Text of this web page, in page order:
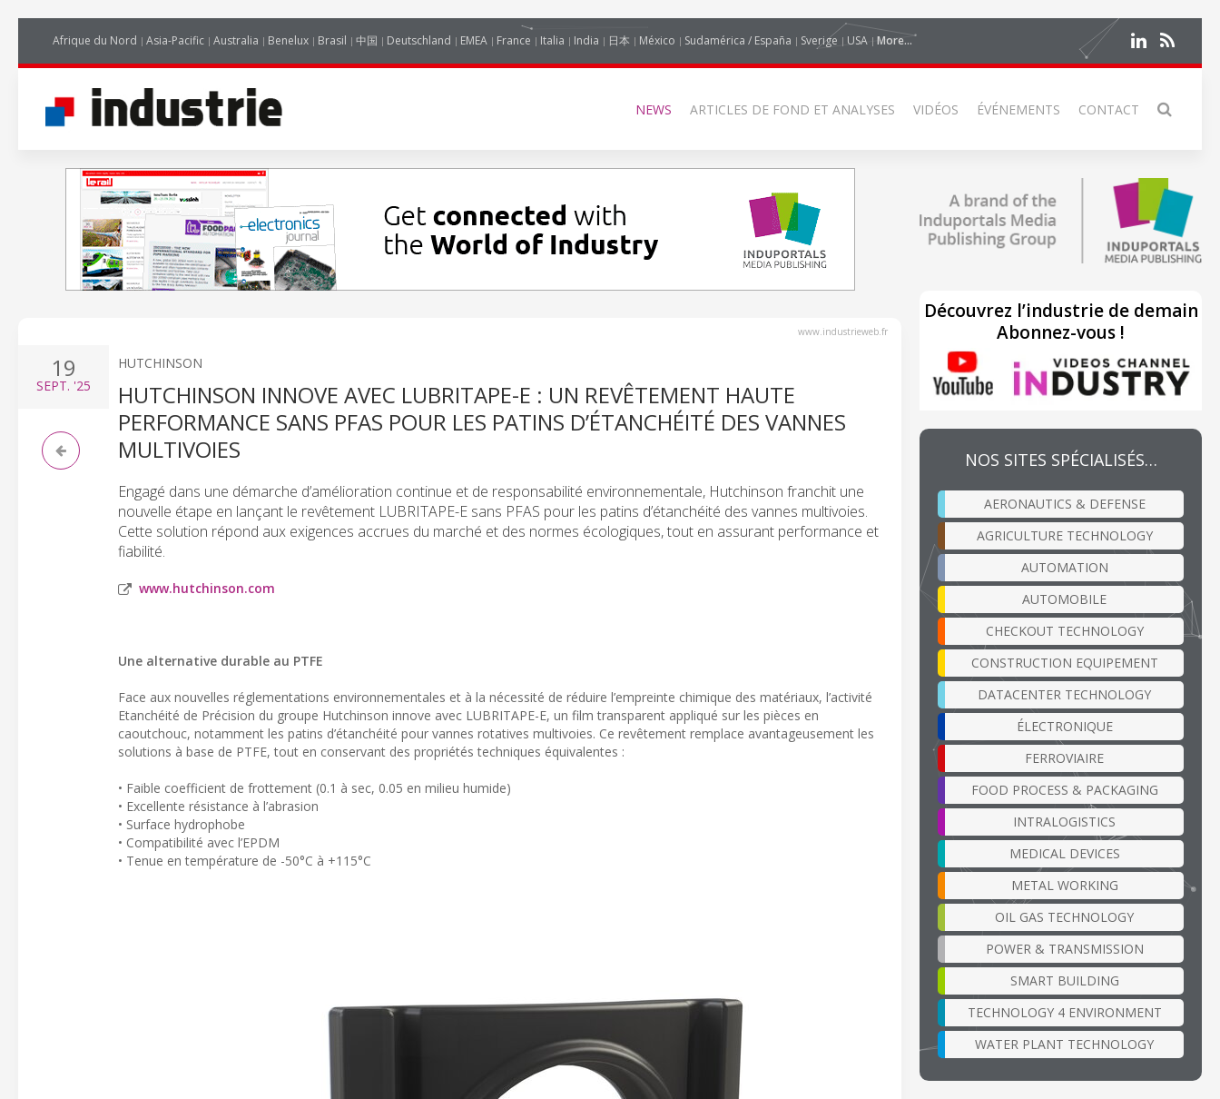
Afrique du Nord Asia-Pacific Australia Benelux Brasil 中国 Deutschland EMEA France Italia India 日本 México Sudamérica / España Sverige USA More...
NEWS ARTICLES DE FOND ET ANALYSES VIDÉOS ÉVÉNEMENTS CONTACT
www.industrieweb.fr
19
SEPT. '25
HUTCHINSON
HUTCHINSON INNOVE AVEC LUBRITAPE-E : UN REVÊTEMENT HAUTE
PERFORMANCE SANS PFAS POUR LES PATINS D’ÉTANCHÉITÉ DES VANNES
MULTIVOIES
Engagé dans une démarche d’amélioration continue et de responsabilité environnementale, Hutchinson franchit une
nouvelle étape en lançant le revêtement LUBRITAPE-E sans PFAS pour les patins d’étanchéité des vannes multivoies.
Cette solution répond aux exigences accrues du marché et des normes écologiques, tout en assurant performance et
fiabilité.
www.hutchinson.com
Une alternative durable au PTFE
Face aux nouvelles réglementations environnementales et à la nécessité de réduire l’empreinte chimique des matériaux, l’activité
Etanchéité de Précision du groupe Hutchinson innove avec LUBRITAPE-E, un film transparent appliqué sur les pièces en
caoutchouc, notamment les patins d’étanchéité pour vannes rotatives multivoies. Ce revêtement remplace avantageusement les
solutions à base de PTFE, tout en conservant des propriétés techniques équivalentes :
• Faible coefficient de frottement (0.1 à sec, 0.05 en milieu humide)
• Excellente résistance à l’abrasion
• Surface hydrophobe
• Compatibilité avec l’EPDM
• Tenue en température de -50°C à +115°C
Découvrez l’industrie de demain
Abonnez-vous !
NOS SITES SPÉCIALISÉS…
AERONAUTICS & DEFENSE
AGRICULTURE TECHNOLOGY
AUTOMATION
AUTOMOBILE
CHECKOUT TECHNOLOGY
CONSTRUCTION EQUIPEMENT
DATACENTER TECHNOLOGY
ÉLECTRONIQUE
FERROVIAIRE
FOOD PROCESS & PACKAGING
INTRALOGISTICS
MEDICAL DEVICES
METAL WORKING
OIL GAS TECHNOLOGY
POWER & TRANSMISSION
SMART BUILDING
TECHNOLOGY 4 ENVIRONMENT
WATER PLANT TECHNOLOGY